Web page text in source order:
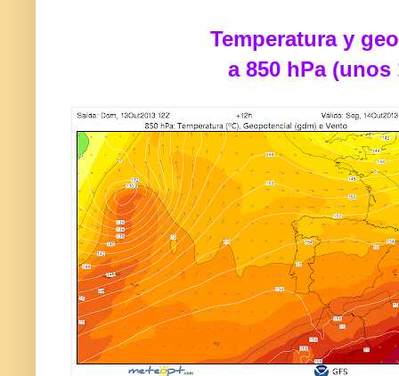
Temperatura y
a 850 hPa (unos